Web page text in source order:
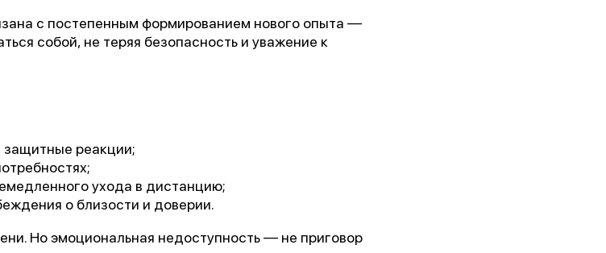
с постепенным формированием нового опыта —
собой, не теряя безопасность и уважение к
защитные реакции;
ухода в дистанцию;
о близости и доверии.
Но эмоциональная недоступность — не приговор